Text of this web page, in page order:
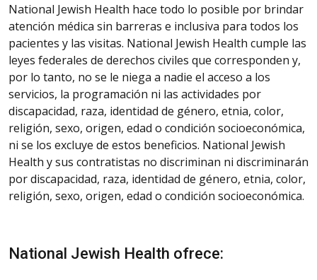
National Jewish Health hace todo lo posible por brindar
atención médica sin barreras e inclusiva para todos los
pacientes y las visitas. National Jewish Health cumple las
leyes federales de derechos civiles que corresponden y,
por lo tanto, no se le niega a nadie el acceso a los
servicios, la programación ni las actividades por
discapacidad, raza, identidad de género, etnia, color,
religión, sexo, origen, edad o condición socioeconómica,
ni se los excluye de estos beneficios. National Jewish
Health y sus contratistas no discriminan ni discriminarán
por discapacidad, raza, identidad de género, etnia, color,
religión, sexo, origen, edad o condición socioeconómica.
National Jewish Health ofrece: